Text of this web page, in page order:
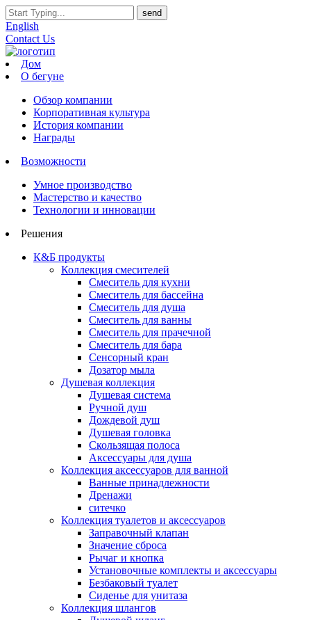
English
Contact Us
Дом
О бегуне
Обзор компании
Корпоративная культура
История компании
Награды
Возможности
Умное производство
Мастерство и качество
Технологии и инновации
Решения
К&Б продукты
Коллекция смесителей
Смеситель для кухни
Смеситель для бассейна
Смеситель для душа
Смеситель для ванны
Смеситель для прачечной
Смеситель для бара
Сенсорный кран
Дозатор мыла
Душевая коллекция
Душевая система
Ручной душ
Дождевой душ
Душевая головка
Скользящая полоса
Аксессуары для душа
Коллекция аксессуаров для ванной
Ванные принадлежности
Дренажи
ситечко
Коллекция туалетов и аксессуаров
Заправочный клапан
Значение сброса
Рычаг и кнопка
Установочные комплекты и аксессуары
Безбаковый туалет
Сиденье для унитаза
Коллекция шлангов